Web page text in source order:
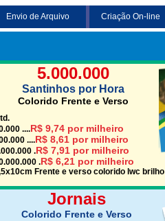
Envio de Arquivo Criação On-line
5.000.000
Santinhos por Hora
Colorido Frente e Verso
....R$ 9,74 por milheiro
....R$ 8,61 por milheiro
.R$ 7,91 por milheiro
.R$ 6,21 por milheiro
Frente e verso colorido lwc brilho
Jornais
Colorido Frente e Verso